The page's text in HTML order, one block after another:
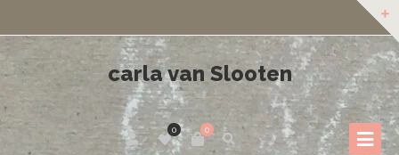
carla van Slooten
0
0